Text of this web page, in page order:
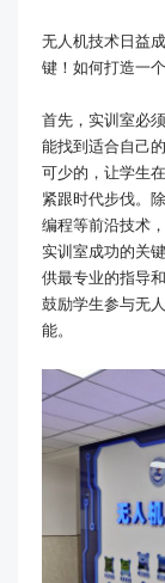
无人机技术日益
键！如何打造一
首先，实训室必
能找到适合自己
可少的，让学生
紧跟时代步伐。
编程等前沿技术
实训室成功的关
供最专业的指导
鼓励学生参与无
能。